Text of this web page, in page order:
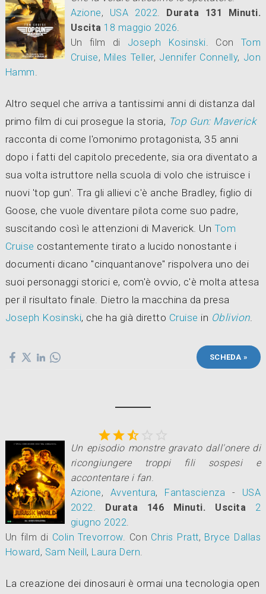
Azione, USA 2022
Durata 131 Minuti.
Uscita 18 maggio 2026
Un film di Joseph Kosinski Con Tom
Cruise, Miles Teller, Jennifer Connelly, Jon
Hamm
Altro sequel che arriva a tantissimi anni di distanza dal
primo film di cui prosegue la storia, Top Gun: Maverick
racconta di come l'omonimo protagonista, 35 anni
dopo i fatti del capitolo precedente, sia ora diventato a
sua volta istruttore nella scuola di volo che istruisce i
nuovi 'top gun'. Tra gli allievi c'è anche Bradley, figlio di
Goose, che vuole diventare pilota come suo padre,
suscitando così le attenzioni di Maverick. Un Tom
Cruise costantemente tirato a lucido nonostante i
documenti dicano "cinquantanove" rispolvera uno dei
suoi personaggi storici e, com'è ovvio, c'è molta attesa
per il risultato finale. Dietro la macchina da presa
Joseph Kosinski, che ha già diretto Cruise in Oblivion.
SCHEDA »

Un episodio monstre gravato dall'onere di
ricongiungere troppi fili sospesi e
accontentare i fan.
Azione, Avventura, Fantascienza - USA
2022
Durata 146 Minuti. Uscita
2
giugno 2022
Un film di Colin Trevorrow. Con Chris Pratt, Bryce Dallas
Howard, Sam Neill, Laura Dern
La creazione dei dinosauri è ormai una tecnologia open